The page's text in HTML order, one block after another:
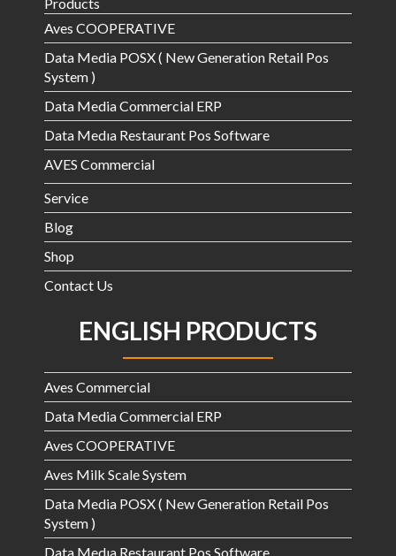
Aves COOPERATIVE
Data Media POSX ( New Generation Retail Pos
System )
Data Media Commercial ERP
Data Medıa Restaurant Pos Software
AVES Commercial
Service
Blog
Shop
Contact Us
ENGLISH PRODUCTS
Aves Commercial
Data Media Commercial ERP
Aves COOPERATIVE
Aves Milk Scale System
Data Media POSX ( New Generation Retail Pos
System )
Data Medıa Restaurant Pos Software